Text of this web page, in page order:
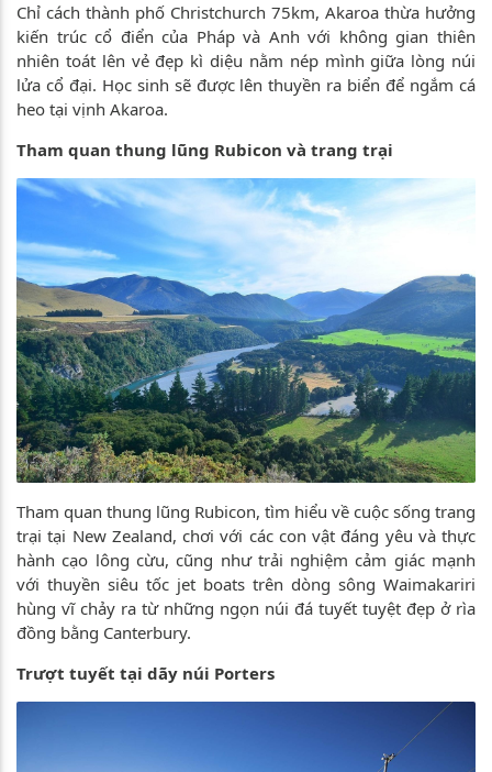
Chỉ cách thành phố Christchurch 75km, Akaroa thừa hưởng
kiến trúc cổ điển của Pháp và Anh với không gian thiên
nhiên toát lên vẻ đẹp kì diệu nằm nép mình giữa lòng núi
lửa cổ đại. Học sinh sẽ được lên thuyền ra biển để ngắm cá
heo tại vịnh Akaroa.
Tham quan thung lũng Rubicon và trang trại
Tham quan thung lũng Rubicon, tìm hiểu về cuộc sống trang
trại tại New Zealand, chơi với các con vật đáng yêu và thực
hành cạo lông cừu, cũng như trải nghiệm cảm giác mạnh
với thuyền siêu tốc jet boats trên dòng sông Waimakariri
hùng vĩ chảy ra từ những ngọn núi đá tuyết tuyệt đẹp ở rìa
đồng bằng Canterbury.
Trượt tuyết tại dãy núi Porters